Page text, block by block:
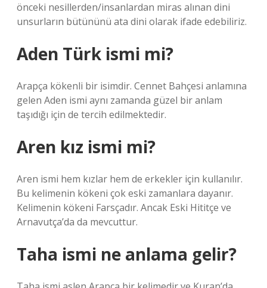
önceki nesillerden/insanlardan miras alınan dini
unsurların bütününü ata dini olarak ifade edebiliriz.
Aden Türk ismi mi?
Arapça kökenli bir isimdir. Cennet Bahçesi anlamına
gelen Aden ismi aynı zamanda güzel bir anlam
taşıdığı için de tercih edilmektedir.
Aren kız ismi mi?
Aren ismi hem kızlar hem de erkekler için kullanılır.
Bu kelimenin kökeni çok eski zamanlara dayanır.
Kelimenin kökeni Farsçadır. Ancak Eski Hititçe ve
Arnavutça’da da mevcuttur.
Taha ismi ne anlama gelir?